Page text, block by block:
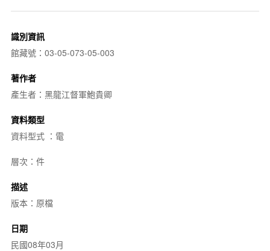
識別資訊
館藏號：03-05-073-05-003
著作者
產生者：黑龍江督軍鮑貴卿
資料類型
資料型式 ：電
層次：件
描述
版本：原檔
日期
民國08年03月